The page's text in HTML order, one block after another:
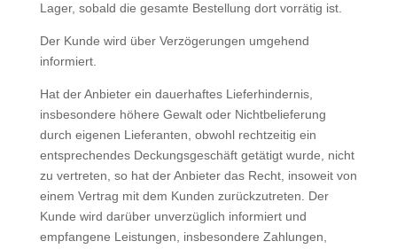
Lager, sobald die gesamte Bestellung dort vorrätig ist.
Der Kunde wird über Verzögerungen umgehend
informiert.
Hat der Anbieter ein dauerhaftes Lieferhindernis,
insbesondere höhere Gewalt oder Nichtbelieferung
durch eigenen Lieferanten, obwohl rechtzeitig ein
entsprechendes Deckungsgeschäft getätigt wurde, nicht
zu vertreten, so hat der Anbieter das Recht, insoweit von
einem Vertrag mit dem Kunden zurückzutreten. Der
Kunde wird darüber unverzüglich informiert und
empfangene Leistungen, insbesondere Zahlungen,